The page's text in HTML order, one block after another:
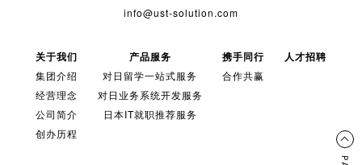
info@ust-solution.com
关于我们
集团介绍
经营理念
公司简介
创办历程
产品服务
对日留学一站式服务
对日业务系统开发服务
日本IT就职推荐服务
携手同行
合作共赢
人才招聘